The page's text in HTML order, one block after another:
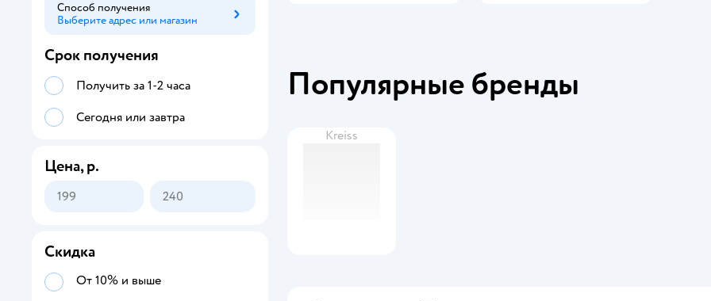
Популярные бренды
Kreiss
Способ получения
Выберите адрес или магазин
Способ получения
Срок получения
Получить за 1-2 часа
Сегодня или завтра
Цена, р.
Скидка
От 10% и выше